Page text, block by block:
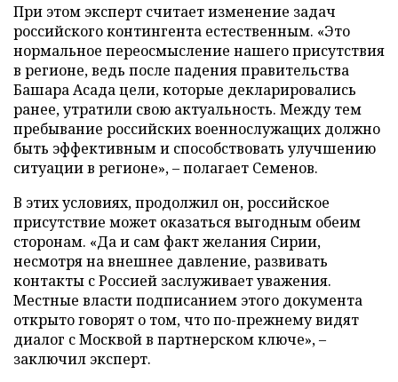
При этом эксперт считает изменение задач
российского контингента естественным. «Это
нормальное переосмысление нашего присутствия
в регионе, ведь после падения правительства
Башара Асада цели, которые декларировались
ранее, утратили свою актуальность. Между тем
пребывание российских военнослужащих должно
быть эффективным и способствовать улучшению
ситуации в регионе», – полагает Семенов.
В этих условиях, продолжил он, российское
присутствие может оказаться выгодным обеим
сторонам. «Да и сам факт желания Сирии,
несмотря на внешнее давление, развивать
контакты с Россией заслуживает уважения.
Местные власти подписанием этого документа
открыто говорят о том, что по-прежнему видят
диалог с Москвой в партнерском ключе», –
заключил эксперт.